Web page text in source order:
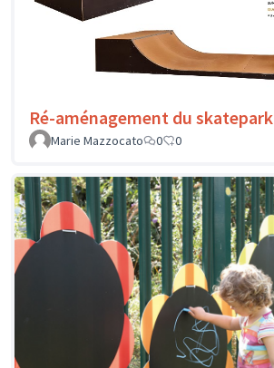
Ré-aménagement du skatepark
Marie Mazzocato
0 0